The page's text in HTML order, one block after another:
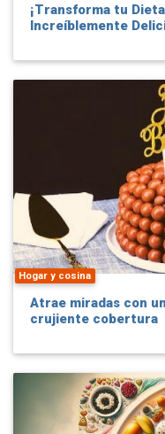
¡Transforma tu
Increíblemente
Hogar y cosina
Atrae miradas con
crujiente cobertura